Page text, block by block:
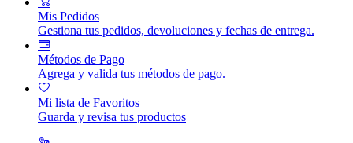
Mis Pedidos
Gestiona tus pedidos, devoluciones y fechas de entrega.
Métodos de Pago
Agrega y valida tus métodos de pago.
Mi lista de Favoritos
Guarda y revisa tus productos